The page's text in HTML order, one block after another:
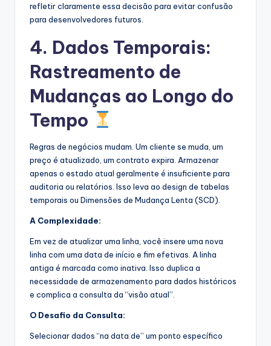
refletir claramente essa decisão para evitar confusão
para desenvolvedores futuros.
4. Dados Temporais:
Rastreamento de
Mudanças ao Longo do
Tempo
Regras de negócios mudam. Um cliente se muda, um
preço é atualizado, um contrato expira. Armazenar
apenas o estado atual geralmente é insuficiente para
auditoria ou relatórios. Isso leva ao design de tabelas
temporais ou Dimensões de Mudança Lenta (SCD).
A Complexidade:
Em vez de atualizar uma linha, você insere uma nova
linha com uma data de início e fim efetivas. A linha
antiga é marcada como inativa. Isso duplica a
necessidade de armazenamento para dados históricos
e complica a consulta da “visão atual”.
O Desafio da Consulta:
Selecionar dados “na data de” um ponto específico